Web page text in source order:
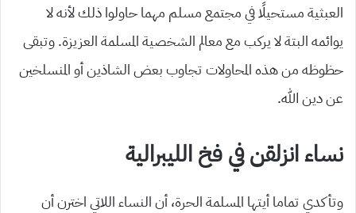
العبثية مستحيلًا في مجتمع مسلم مهما حاولوا ذلك لأنه لا
يوائمه البتة لا يركب مع معالم الشخصية المسلمة العزيزة. وتبقى
حظوظه من هذه المحاولات تجاوب بعض الشاذين أو المنسلخين
عن دين الله.
نساء انزلقن في فخ الليبرالية
وتأكدي تماما أيتها المسلمة الحرة، أن النساء اللاتي اخترن أن